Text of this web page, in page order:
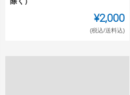
¥2,000
(税込/送料込)